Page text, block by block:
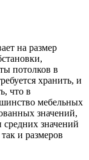
на размер
потолков в
хранить, и
что в
мебельных
значений,
значений
и размеров